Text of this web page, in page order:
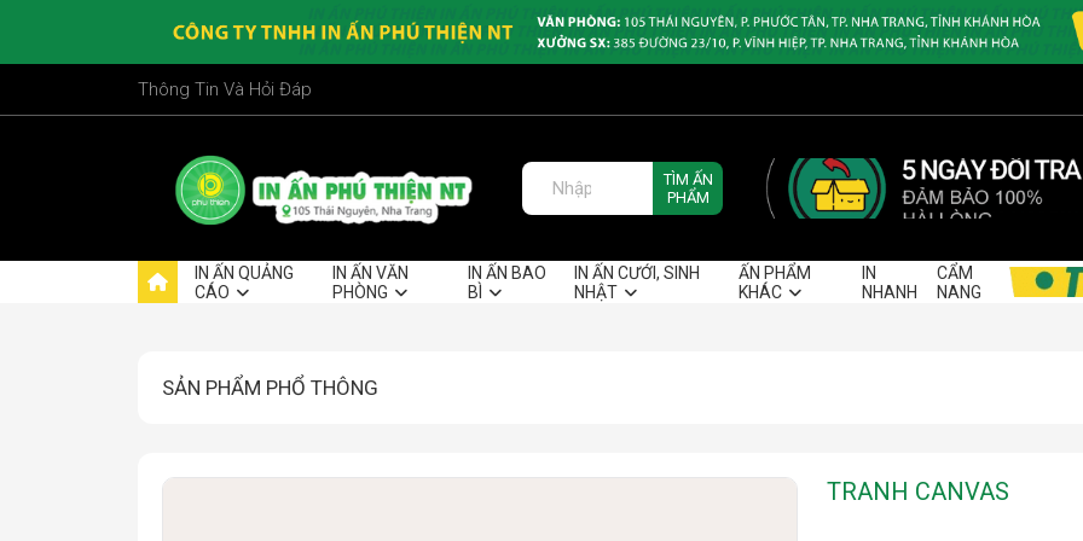
Thông Tin Và Hỏi Đáp
TÌM ẤN
PHẨM
IN ẤN QUẢNG
CÁO
IN ẤN VĂN
PHÒNG
IN ẤN BAO
BÌ
IN ẤN CƯỚI, SINH
NHẬT
ẤN PHẨM
KHÁC
IN
NHANH
CẨM
NANG
SẢN PHẨM PHỔ THÔNG
TRANH CANVAS